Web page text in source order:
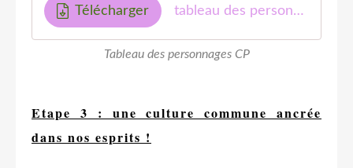
Télécharger tableau des personnages-CP
Tableau des personnages CP
Etape 3 : une culture commune ancrée
dans nos esprits !